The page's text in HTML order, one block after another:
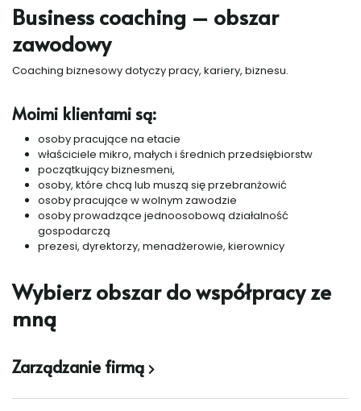
Business coaching – obszar
zawodowy
Coaching biznesowy dotyczy pracy, kariery, biznesu.
Moimi klientami są:
osoby pracujące na etacie
właściciele mikro, małych i średnich przedsiębiorstw
początkujący biznesmeni,
osoby, które chcą lub muszą się przebranżowić
osoby pracujące w wolnym zawodzie
osoby prowadzące jednoosobową działalność
gospodarczą
prezesi, dyrektorzy, menadżerowie, kierownicy
Wybierz obszar do współpracy ze
mną
Zarządzanie firmą